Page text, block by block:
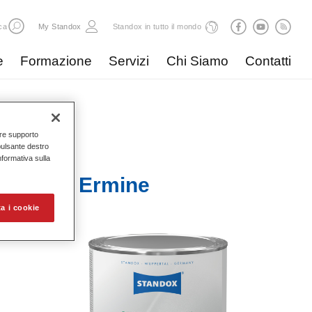
My Standox Standox in tutto il mondo
Formazione Servizi Chi Siamo Contatti
836 Ermine
supporto
destro
sulla
i cookie